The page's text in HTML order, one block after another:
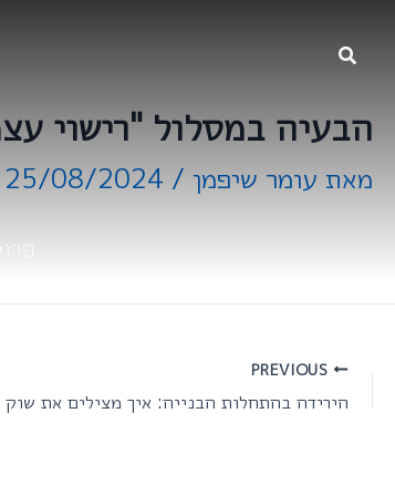
לתוכן
הבעיה במסלול "רישוי
מאת עומר שיפמן /
25/08/2024
הירידה בהתחלות הבנייה: איך מצילים את שוק